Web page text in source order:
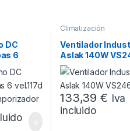
DC
6
y
Climatización
Ventilador
Aslak 140W
133,39€ Iva
incluido